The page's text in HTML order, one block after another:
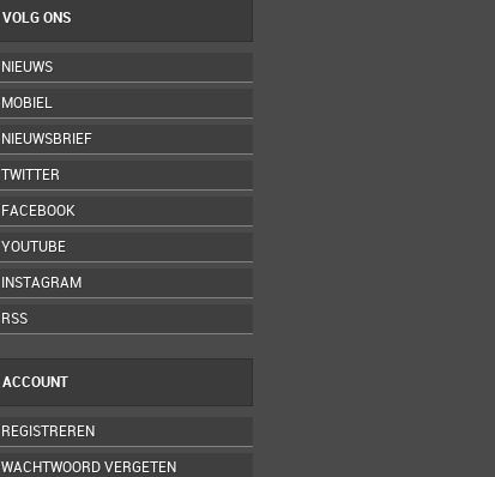
VOLG ONS
NIEUWS
MOBIEL
NIEUWSBRIEF
TWITTER
FACEBOOK
YOUTUBE
INSTAGRAM
RSS
ACCOUNT
REGISTREREN
WACHTWOORD VERGETEN